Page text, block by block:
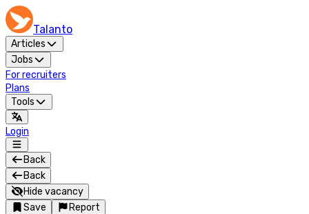
Talanto
Articles
Jobs
For recruiters
Plans
Tools
Login
Back
Back
Hide vacancy
Save
Report